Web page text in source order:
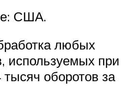
США.
любых
используемых при
оборотов за